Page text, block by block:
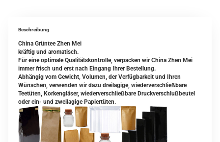
Beschreibung
China Grüntee Zhen Mei
kräftig und aromatisch.
Für eine optimale Qualitätskontrolle, verpacken wir China Zhen Mei
immer frisch und erst nach Eingang Ihrer Bestellung.
Abhängig vom Gewicht, Volumen, der Verfügbarkeit und Ihren
Wünschen, verwenden wir dazu dreilagige, wiederverschließbare
Teetüten, Korkengläser, wiederverschließbare Druckverschlußbeutel
oder ein- und zweilagige Papiertüten.